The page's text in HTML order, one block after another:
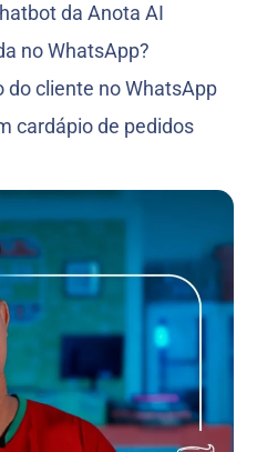
da Anota AI
no WhatsApp?
do cliente no WhatsApp
cardápio de pedidos